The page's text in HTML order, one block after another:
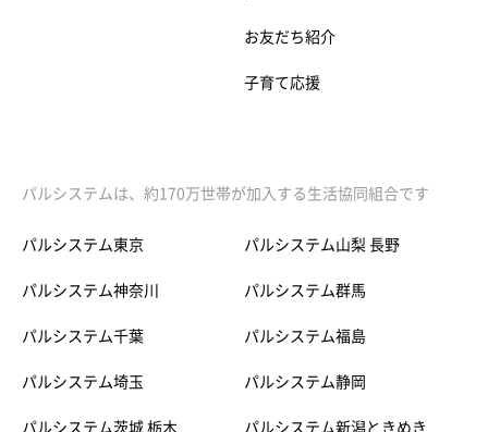
お友だち紹介
子育て応援
パルシステムは、約170万世帯が加入する生活協同組合です
パルシステム東京
パルシステム神奈川
パルシステム千葉
パルシステム埼玉
パルシステム茨城 栃木
パルシステム山梨 長野
パルシステム群馬
パルシステム福島
パルシステム静岡
パルシステム新潟ときめき